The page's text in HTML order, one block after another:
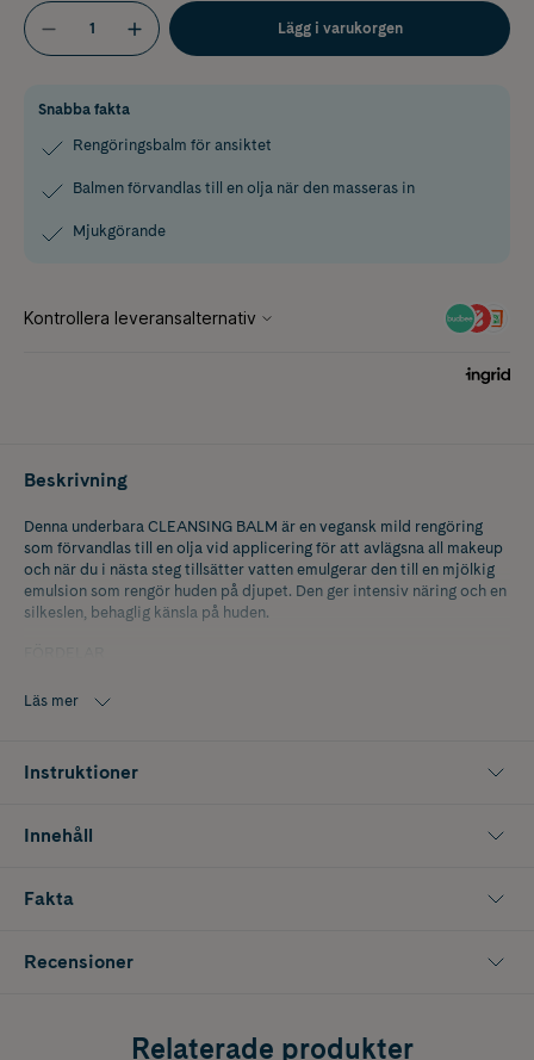
Lägg i varukorgen
Snabba fakta
Rengöringsbalm för ansiktet
Balmen förvandlas till en olja när den masseras in
Mjukgörande
Beskrivning
Denna underbara CLEANSING BALM är en vegansk mild rengöring
som förvandlas till en olja vid applicering för att avlägsna all makeup
och när du i nästa steg tillsätter vatten emulgerar den till en mjölkig
emulsion som rengör huden på djupet. Den ger intensiv näring och en
silkeslen, behaglig känsla på huden.
En förvandlande konsistens av balm-in-oil-in-milk som tar bort
Ger huden komfort och verkar mjukgörande
När balmen appliceras förvandlas den till olja och sedan till mjölk när
mandelblommor, hagtorn, iris, ros, persika, sandelträ, bärnsten och
Läs mer
Instruktioner
Innehåll
Fakta
Recensioner
Relaterade produkter